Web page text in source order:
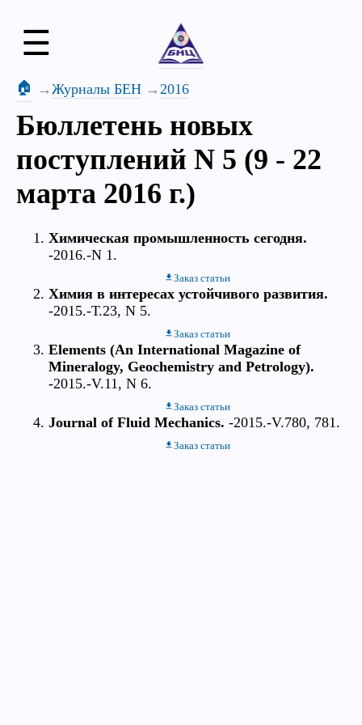
☰
🏠 Журналы БЕН 2016
Бюллетень новых
поступлений N 5 (9 - 22
марта 2016 г.)
Химическая промышленность сегодня.
-2016.-N 1.
Заказ статьи
Химия в интересах устойчивого развития.
-2015.-Т.23, N 5.
Заказ статьи
Elements (An International Magazine of
Mineralogy, Geochemistry and Petrology).
-2015.-V.11, N 6.
Заказ статьи
Journal of Fluid Mechanics. -2015.-V.780, 781.
Заказ статьи